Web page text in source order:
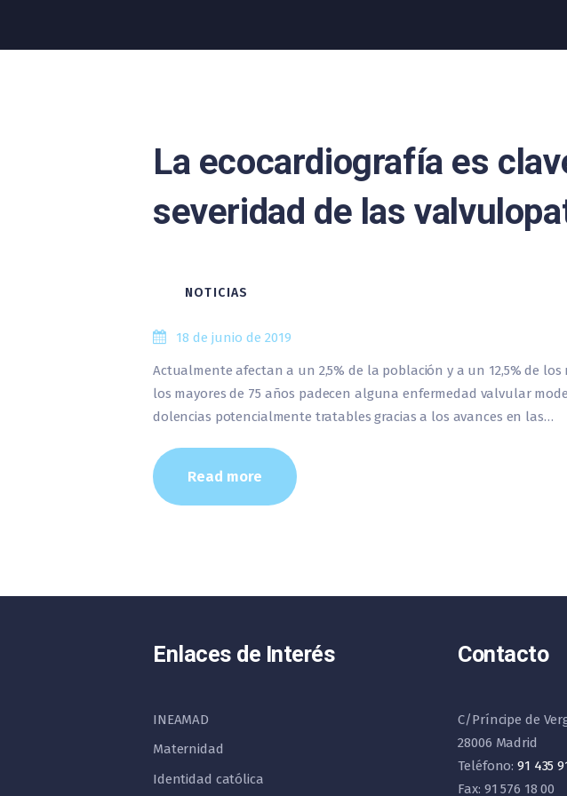
La ecocardiografía es
severidad de las
NOTICIAS
18 de junio de 2019
Actualmente afectan a un 2,5% de la población y a un 12,5% de
los mayores de 75 años padecen alguna enfermedad valvular
dolencias potencialmente tratables gracias a los avances en las…
Read more
Enlaces de Interés
INEAMAD
Maternidad
Identidad católica
Contacto
C/Príncipe de
28006 Madrid
Teléfono:91 435
Fax: 91 576 18 00